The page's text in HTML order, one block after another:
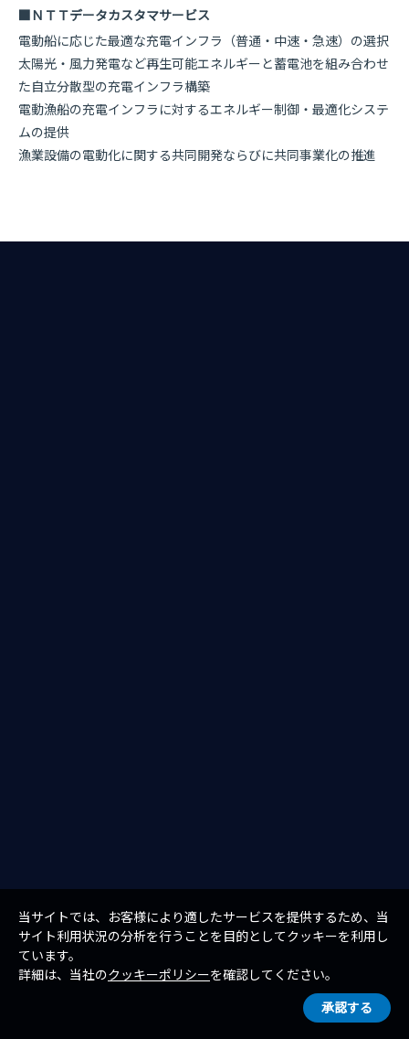
■ＮＴＴデータカスタマサービス
電動船に応じた最適な充電インフラ（普通・中速・急速）の選択
太陽光・風力発電など再生可能エネルギーと蓄電池を組み合わせ
た自立分散型の充電インフラ構築
電動漁船の充電インフラに対するエネルギー制御・最適化システ
ムの提供
漁業設備の電動化に関する共同開発ならびに共同事業化の推進
当サイトでは、お客様により適したサービスを提供するため、当
サイト利用状況の分析を行うことを目的としてクッキーを利用し
ています。
詳細は、当社のクッキーポリシーを確認してください。
承認する